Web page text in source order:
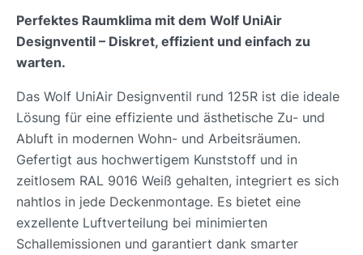
Perfektes Raumklima mit dem Wolf UniAir
Designventil – Diskret, effizient und einfach zu
warten.
Das Wolf UniAir Designventil rund 125R ist die ideale
Lösung für eine effiziente und ästhetische Zu- und
Abluft in modernen Wohn- und Arbeitsräumen.
Gefertigt aus hochwertigem Kunststoff und in
zeitlosem RAL 9016 Weiß gehalten, integriert es sich
nahtlos in jede Deckenmontage. Es bietet eine
exzellente Luftverteilung bei minimierten
Schallemissionen und garantiert dank smarter